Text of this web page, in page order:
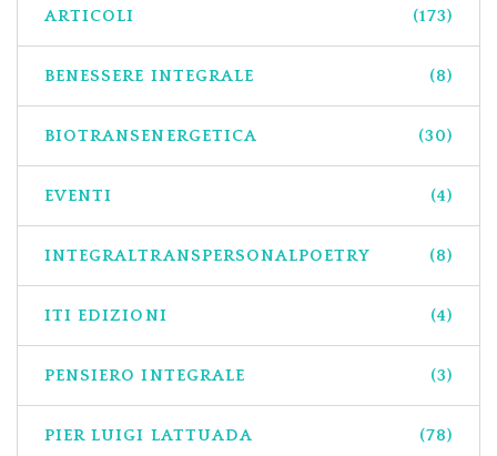
ARTICOLI (173)
BENESSERE INTEGRALE (8)
BIOTRANSENERGETICA (30)
EVENTI (4)
INTEGRALTRANSPERSONALPOETRY (8)
ITI EDIZIONI (4)
PENSIERO INTEGRALE (3)
PIER LUIGI LATTUADA (78)